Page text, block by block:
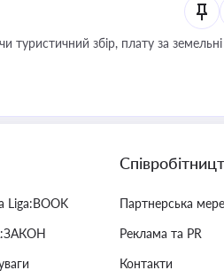
туристичний збір, плату за земельні
Liga:BOOK
Партнерська
Реклама та PR
Контакти